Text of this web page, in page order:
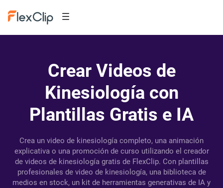
Crear Videos de
Kinesiología con
Plantillas Gratis e IA
Crea un video de kinesiología completo, una animación
explicativa o una promoción de curso utilizando el creador
de videos de kinesiología gratis de FlexClip. Con plantillas
profesionales de video de kinesiología, una biblioteca de
medios en stock, un kit de herramientas generativas de IA y